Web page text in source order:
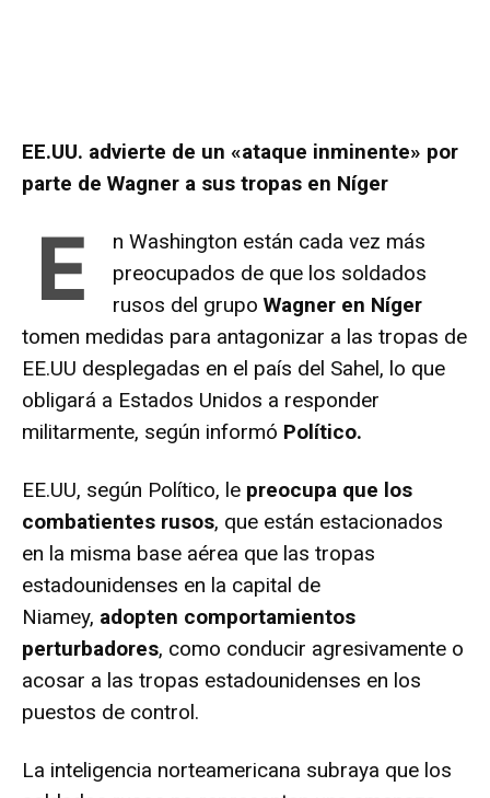
EE.UU. advierte de un «ataque inminente» por
parte de Wagner a sus tropas en Níger
E
n Washington están cada vez más
preocupados de que los soldados
rusos del grupo Wagner en Níger
tomen medidas para antagonizar a las tropas de
EE.UU desplegadas en el país del Sahel, lo que
obligará a Estados Unidos a responder
militarmente, según informó Político.
EE.UU, según Político, le preocupa que los
combatientes rusos, que están estacionados
en la misma base aérea que las tropas
estadounidenses en la capital de
Niamey, adopten comportamientos
perturbadores, como conducir agresivamente o
acosar a las tropas estadounidenses en los
puestos de control.
La inteligencia norteamericana subraya que los